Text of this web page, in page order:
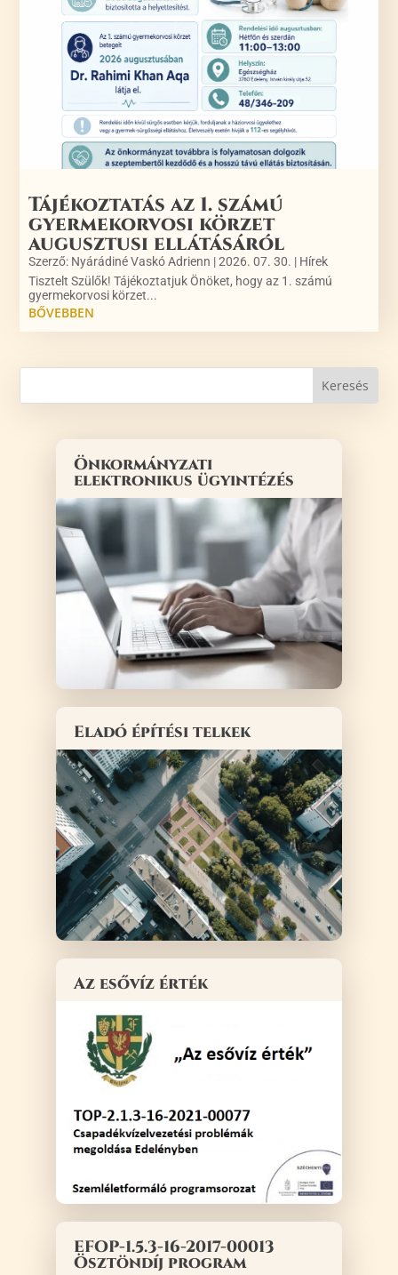
Tájékoztatás az 1. számú
gyermekorvosi körzet
augusztusi ellátásáról
Szerző: Nyárádiné Vaskó Adrienn |2026. 07. 30. | Hírek
Tisztelt Szülők! Tájékoztatjuk Önöket, hogy az 1. számú
gyermekorvosi körzet...
BŐVEBBEN
Önkormányzati
elektronikus ügyintézés
Eladó építési telkek
Az esővíz érték
EFOP-1.5.3-16-2017-00013
Ösztöndíj program